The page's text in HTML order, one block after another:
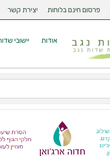
פרסום חינם בלוחות יצירת קשר
יישובי אודות